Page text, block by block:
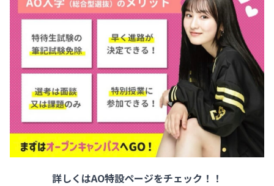
詳しくはAO特設ページをチェック！！